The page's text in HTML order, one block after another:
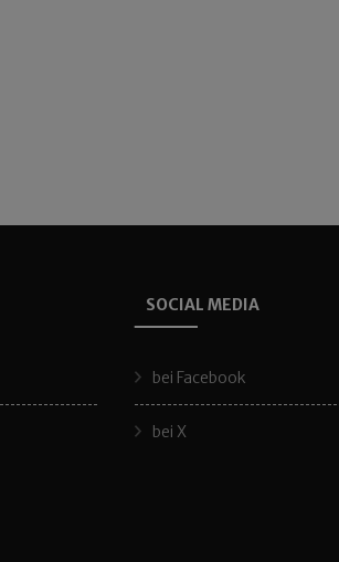
SOCIAL MEDIA
bei Facebook
bei X